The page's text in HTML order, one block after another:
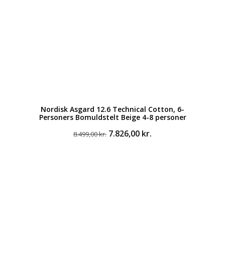
Nordisk Asgard 12.6 Technical Cotton, 6-
Personers Bomuldstelt Beige 4-8 personer
8.499,00kr. Den
7.826,00 kr.